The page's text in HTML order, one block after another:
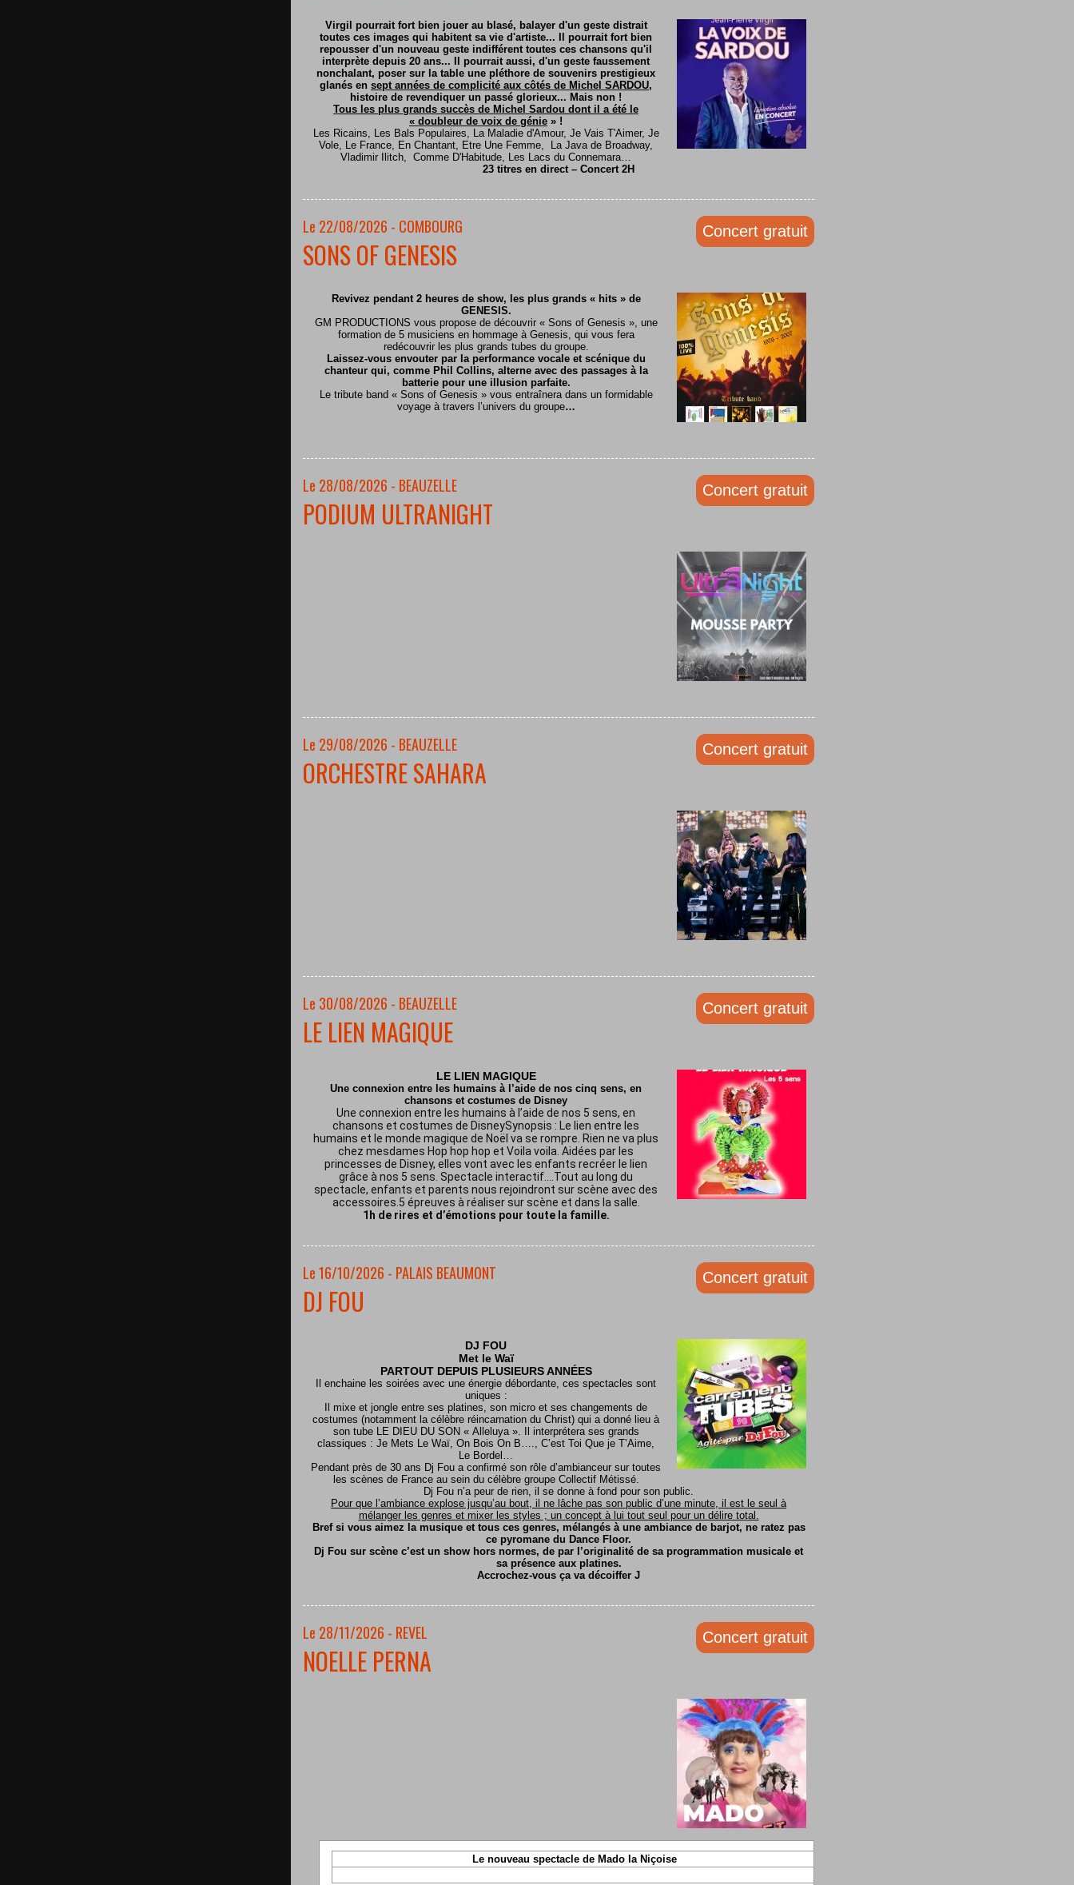
Virgil pourrait fort bien jouer au blasé, balayer d'un geste distrait
toutes ces images qui habitent sa vie d'artiste... Il pourrait fort bien
repousser d'un nouveau geste indifférent toutes ces chansons qu'il
interprète depuis 20 ans... Il pourrait aussi, d'un geste faussement
nonchalant, poser sur la table une pléthore de souvenirs prestigieux
glanés en sept années de complicité aux côtés de Michel SARDOU,
histoire de revendiquer un passé glorieux... Mais non !
Tous les plus grands succès de Michel Sardou dont il a été le
« doubleur de voix de génie » !
Les Ricains, Les Bals Populaires, La Maladie d'Amour, Je Vais T'Aimer, Je
Vole, Le France, En Chantant, Etre Une Femme, La Java de Broadway,
Vladimir Ilitch, Comme D'Habitude, Les Lacs du Connemara…
23 titres en direct – Concert 2H
Le 22/08/2026 - COMBOURG
SONS OF GENESIS
Concert gratuit
Revivez pendant 2 heures de show, les plus grands « hits » de
GENESIS.
GM PRODUCTIONS vous propose de découvrir « Sons of Genesis », une
formation de 5 musiciens en hommage à Genesis, qui vous fera
redécouvrir les plus grands tubes du groupe.
Laissez-vous envouter par la performance vocale et scénique du
chanteur qui, comme Phil Collins, alterne avec des passages à la
batterie pour une illusion parfaite.
Le tribute band « Sons of Genesis » vous entraînera dans un formidable
voyage à travers l’univers du groupe…
Le 28/08/2026 - BEAUZELLE
PODIUM ULTRANIGHT
Concert gratuit
Le 29/08/2026 - BEAUZELLE
ORCHESTRE SAHARA
Concert gratuit
Le 30/08/2026 - BEAUZELLE
LE LIEN MAGIQUE
Concert gratuit
LE LIEN MAGIQUE
Une connexion entre les humains à l’aide de nos cinq sens, en
chansons et costumes de Disney
Une connexion entre les humains à l’aide de nos 5 sens, en
chansons et costumes de DisneySynopsis : Le lien entre les
humains et le monde magique de Noël va se rompre. Rien ne va plus
chez mesdames Hop hop hop et Voila voila. Aidées par les
princesses de Disney, elles vont avec les enfants recréer le lien
grâce à nos 5 sens. Spectacle interactif.…Tout au long du
spectacle, enfants et parents nous rejoindront sur scène avec des
accessoires.5 épreuves à réaliser sur scène et dans la salle.
1h de rires et d’émotions pour toute la famille.
Le 16/10/2026 - PALAIS BEAUMONT
DJ FOU
Concert gratuit
DJ FOU
Met le Waï
PARTOUT DEPUIS PLUSIEURS ANNÉES
Il enchaine les soirées avec une énergie débordante, ces spectacles sont
uniques :
Il mixe et jongle entre ses platines, son micro et ses changements de
costumes (notamment la célèbre réincarnation du Christ) qui a donné lieu à
son tube LE DIEU DU SON « Alleluya ». Il interprétera ses grands
classiques : Je Mets Le Waï, On Bois On B…., C’est Toi Que je T’Aime,
Le Bordel…
Pendant près de 30 ans Dj Fou a confirmé son rôle d’ambianceur sur toutes
les scènes de France au sein du célèbre groupe Collectif Métissé.
Dj Fou n’a peur de rien, il se donne à fond pour son public.
Pour que l’ambiance explose jusqu’au bout, il ne lâche pas son public d’une minute, il est le seul à
mélanger les genres et mixer les styles ; un concept à lui tout seul pour un délire total.
Bref si vous aimez la musique et tous ces genres, mélangés à une ambiance de barjot, ne ratez pas
ce pyromane du Dance Floor.
Dj Fou sur scène c’est un show hors normes, de par l’originalité de sa programmation musicale et
sa présence aux platines.
Accrochez-vous ça va décoiffer J
Le 28/11/2026 - REVEL
NOELLE PERNA
Concert gratuit
Le nouveau spectacle de Mado la Niçoise